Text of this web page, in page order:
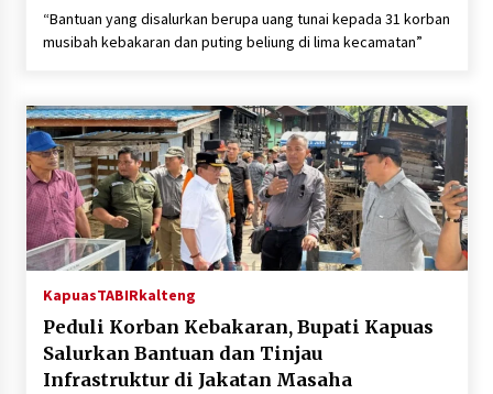
“Bantuan yang disalurkan berupa uang tunai kepada 31 korban
musibah kebakaran dan puting beliung di lima kecamatan”
KapuasTABIRkalteng
Peduli Korban Kebakaran, Bupati Kapuas
Salurkan Bantuan dan Tinjau
Infrastruktur di Jakatan Masaha